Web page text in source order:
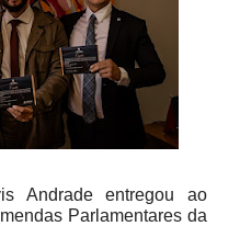
Andrade entregou ao
Parlamentares da